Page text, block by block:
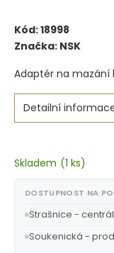
Kód:18998
Značka: NSK
Adaptér na mazání
Detailní
Skladem (1 ks)
DOSTUPNOST NA
Strašnice -
Soukenická -